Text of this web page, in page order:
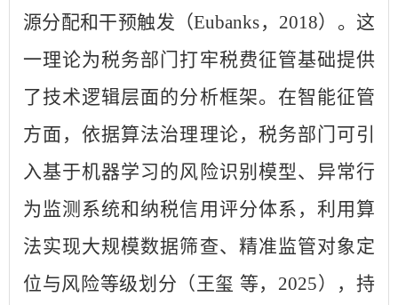
源分配和干预触发（Eubanks，2018）。这
一理论为税务部门打牢税费征管基础提供
了技术逻辑层面的分析框架。在智能征管
方面，依据算法治理理论，税务部门可引
入基于机器学习的风险识别模型、异常行
为监测系统和纳税信用评分体系，利用算
法实现大规模数据筛查、精准监管对象定
位与风险等级划分（王玺 等，2025），持